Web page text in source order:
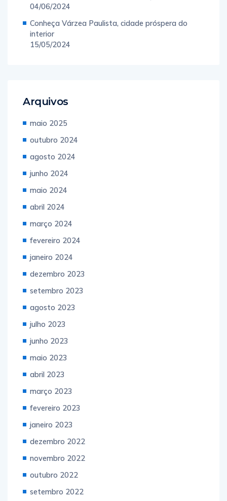
04/06/2024
Conheça Várzea Paulista, cidade próspera do
interior
15/05/2024
Arquivos
maio 2025
outubro 2024
agosto 2024
junho 2024
maio 2024
abril 2024
março 2024
fevereiro 2024
janeiro 2024
dezembro 2023
setembro 2023
agosto 2023
julho 2023
junho 2023
maio 2023
abril 2023
março 2023
fevereiro 2023
janeiro 2023
dezembro 2022
novembro 2022
outubro 2022
setembro 2022